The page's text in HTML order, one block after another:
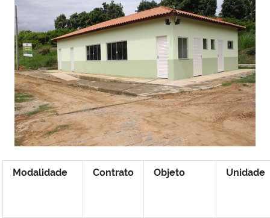
Modalidade Contrato Objeto Unidade